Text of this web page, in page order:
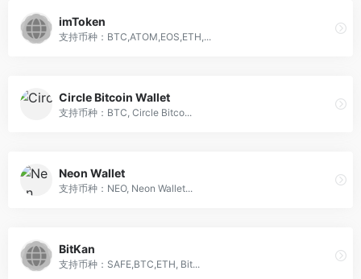
imToken
支持币种：BTC,ATOM,EOS,ETH,...
Circle Bitcoin Wallet
支持币种：BTC, Circle Bitco...
Neon Wallet
支持币种：NEO, Neon Wallet...
BitKan
支持币种：SAFE,BTC,ETH, Bit...